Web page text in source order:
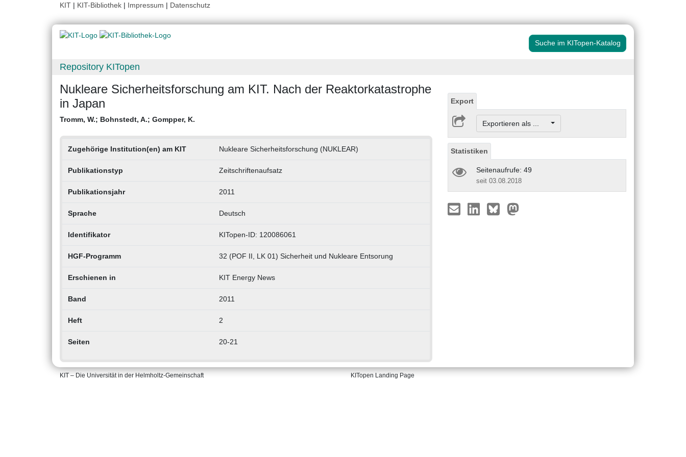
KIT | KIT-Bibliothek | Impressum | Datenschutz
Suche im KITopen-Katalog
Repository KITopen
Nukleare Sicherheitsforschung am KIT. Nach der Reaktorkatastrophe
in Japan
Tromm, W.; Bohnstedt, A.; Gompper, K.
Zugehörige Institution(en) am KIT Nukleare Sicherheitsforschung (NUKLEAR)
Publikationstyp Zeitschriftenaufsatz
Publikationsjahr 2011
Sprache Deutsch
Identifikator KITopen-ID: 120086061
HGF-Programm 32 (POF II, LK 01) Sicherheit und Nukleare Entsorung
Erschienen in KIT Energy News
Band 2011
Heft 2
Seiten 20-21
Export
Exportieren als ...
Statistiken
Seitenaufrufe: 49
seit 03.08.2018
KIT – Die Universität in der Helmholtz-Gemeinschaft KITopen Landing Page